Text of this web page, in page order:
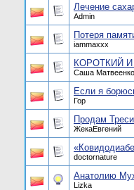
Лечение
Admin
Потеря
iammaxxx
КОРОТКИЙ
Саша Матвеенко
Если я
Гор
Продам
ЖекаЕвгений
doctornature
Анатолию
Lizka